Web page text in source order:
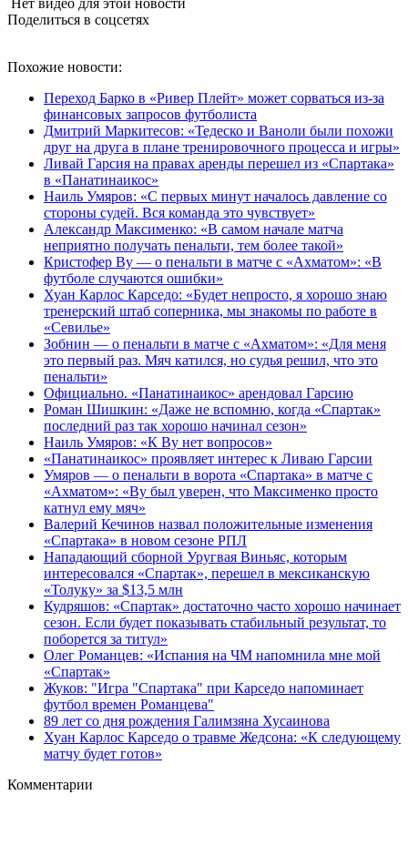
Поделиться в соцсетях
Похожие новости:
Переход Барко в «Ривер Плейт» может сорваться из‑за
финансовых запросов футболиста
Дмитрий Маркитесов: «Тедеско и Ваноли были похожи
друг на друга в плане тренировочного процесса и игры»
Ливай Гарсия на правах аренды перешел из «Спартака»
в «Панатинаикос»
Наиль Умяров: «С первых минут началось давление со
стороны судей. Вся команда это чувствует»
Александр Максименко: «В самом начале матча
неприятно получать пенальти, тем более такой»
Кристофер Ву — о пенальти в матче с «Ахматом»: «В
футболе случаются ошибки»
Хуан Карлос Карседо: «Будет непросто, я хорошо знаю
тренерский штаб соперника, мы знакомы по работе в
«Севилье»
Зобнин — о пенальти в матче с «Ахматом»: «Для меня
это первый раз. Мяч катился, но судья решил, что это
пенальти»
Официально. «Панатинаикос» арендовал Гарсию
Роман Шишкин: «Даже не вспомню, когда «Спартак»
последний раз так хорошо начинал сезон»
Наиль Умяров: «К Ву нет вопросов»
«Панатинаикос» проявляет интерес к Ливаю Гарсии
Умяров — о пенальти в ворота «Спартака» в матче с
«Ахматом»: «Ву был уверен, что Максименко просто
катнул ему мяч»
Валерий Кечинов назвал положительные изменения
«Спартака» в новом сезоне РПЛ
Нападающий сборной Уругвая Виньяс, которым
интересовался «Спартак», перешел в мексиканскую
«Толуку» за $13,5 млн
Кудряшов: «Спартак» достаточно часто хорошо начинает
сезон. Если будет показывать стабильный результат, то
поборется за титул»
Олег Романцев: «Испания на ЧМ напомнила мне мой
«Спартак»
Жуков: "Игра "Спартака" при Карседо напоминает
футбол времен Романцева"
89 лет со дня рождения Галимзяна Хусаинова
Хуан Карлос Карседо о травме Жедсона: «К следующему
матчу будет готов»
Комментарии